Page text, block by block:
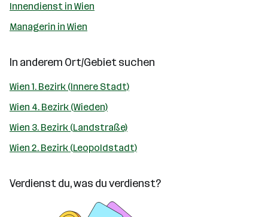
Innendienst in Wien
Managerin in Wien
In anderem Ort/Gebiet suchen
Wien 1. Bezirk (Innere Stadt)
Wien 4. Bezirk (Wieden)
Wien 3. Bezirk (Landstraße)
Wien 2. Bezirk (Leopoldstadt)
Verdienst du, was du verdienst?